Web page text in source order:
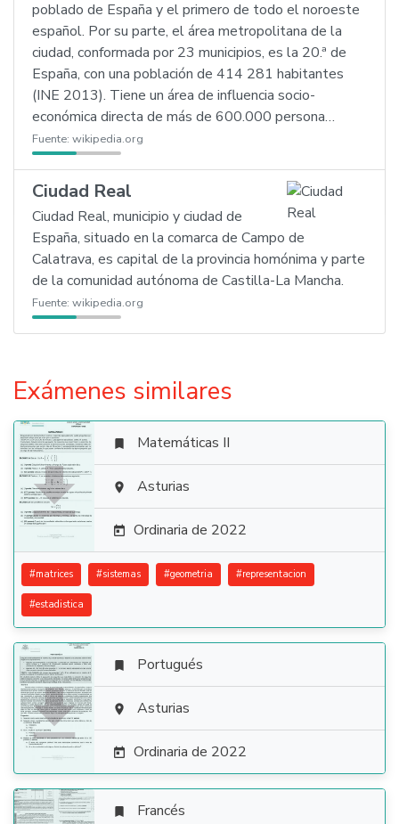
poblado de España y el primero de todo el noroeste
español. Por su parte, el área metropolitana de la
ciudad, conformada por 23 municipios, es la 20.ª de
España, con una población de 414 281 habitantes
(INE 2013). Tiene un área de influencia socio-
económica directa de más de 600.000 persona…
Fuente: wikipedia.org
Ciudad Real
Ciudad Real, municipio y ciudad de
España, situado en la comarca de Campo de
Calatrava, es capital de la provincia homónima y parte
de la comunidad autónoma de Castilla-La Mancha.
Fuente: wikipedia.org
Exámenes similares

 Matemáticas II
 Asturias
 Ordinaria de 2022
#matrices #sistemas #geometria #representacion
#estadistica

 Portugués
 Asturias
 Ordinaria de 2022
 Francés